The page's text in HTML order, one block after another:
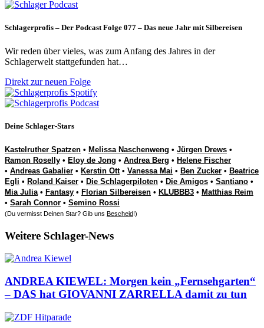
Schlagerprofis – Der Podcast Folge 077 – Das neue Jahr mit Silbereisen
Wir reden über vieles, was zum Anfang des Jahres in der
Schlagerwelt stattgefunden hat…
Direkt zur neuen Folge
Deine Schlager-Stars
Kastelruther Spatzen • Melissa Naschenweng • Jürgen Drews •
Ramon Roselly • Eloy de Jong • Andrea Berg • Helene Fischer
• Andreas Gabalier • Kerstin Ott• Vanessa Mai • Ben Zucker • Beatrice
Egli • Roland Kaiser • Die Schlagerpiloten • Die Amigos • Santiano •
Mia Julia• Fantasy • Florian Silbereisen • KLUBBB3 • Matthias Reim
• Sarah Connor • Semino Rossi
(Du vermisst Deinen Star? Gib uns Bescheid!)
Weitere Schlager-News
ANDREA KIEWEL: Morgen kein „Fernsehgarten“
– DAS hat GIOVANNI ZARRELLA damit zu tun